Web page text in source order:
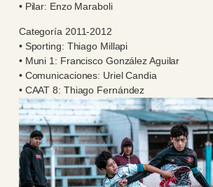
• Pilar: Enzo Maraboli
Categoría 2011-2012
• Sporting: Thiago Millapi
• Muni 1: Francisco González Aguilar
• Comunicaciones: Uriel Candia
• CAAT 8: Thiago Fernández